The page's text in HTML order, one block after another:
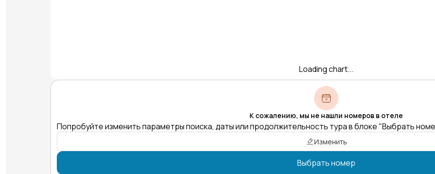
Loading chart...
К сожалению, мы не нашли номеров в отеле
Попробуйте изменить параметры поиска, даты или продолжительность тура в блоке "Выбрать
Изменить
Выбрать номер